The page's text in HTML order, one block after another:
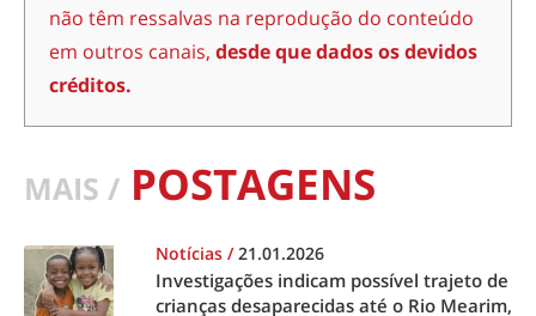
não têm ressalvas na reprodução do conteúdo
em outros canais, desde que dados os devidos
créditos.
MAIS / POSTAGENS
Notícias /21.01.2026
Investigações indicam possível trajeto de
crianças desaparecidas até o Rio Mearim,